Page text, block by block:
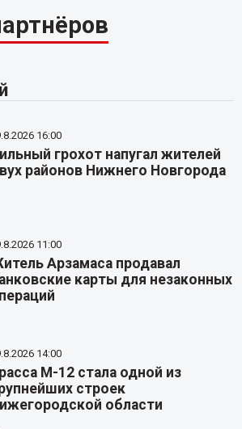
16:00
грохот напугал жителей
районов Нижнего Новгорода
11:00
Арзамаса продавал
карты для незаконных
14:00
М-12 стала одной из
строек
области